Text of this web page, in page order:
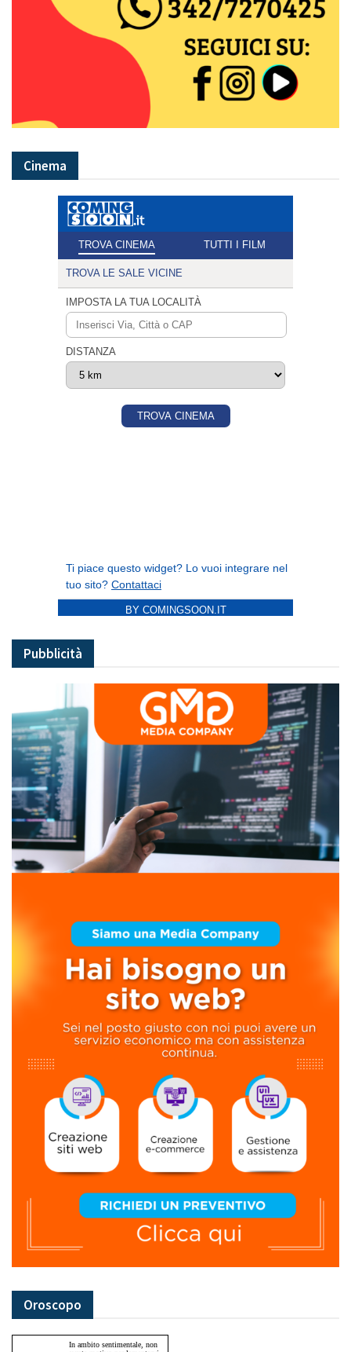
Cinema
BY COMINGSOON.IT
Pubblicità
Oroscopo